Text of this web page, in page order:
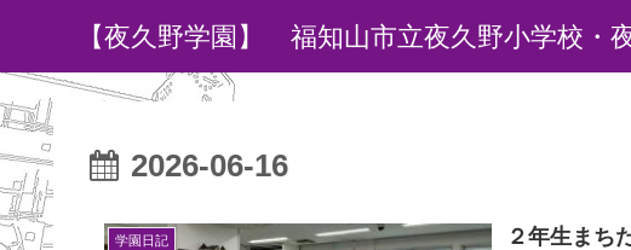
【夜久野学園】 福知山市立夜久野小学校・
2026-06-16
学園日記 ２年生まち